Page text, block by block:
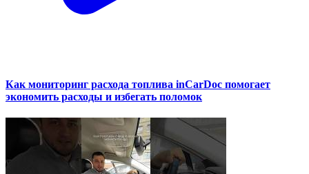
Как мониторинг расхода топлива inCarDoc помогает
экономить расходы и избегать поломок